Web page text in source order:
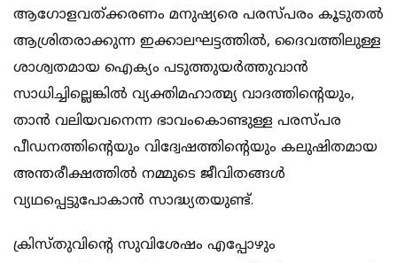
ആഗോളവത്ക്കരണം മനുഷ്യരെ പരസ്പരം കൂടുതല്‍
ആശ്രിതരാക്കുന്ന ഇക്കാലഘട്ടത്തില്‍, ദൈവത്തിലുള്ള
ശാശ്വതമായ ഐക്യം പടുത്തുയര്‍ത്തുവാന്‍
സാധിച്ചില്ലെങ്കില്‍ വ്യക്തിമഹാത്മ്യ വാദത്തിന്‍റെയും,
താന്‍ വലിയവനെന്ന ഭാവംകൊണ്ടുള്ള പരസ്പര
പീഡനത്തിന്‍റെയും വിദ്വേഷത്തിന്‍റെയും കലുഷിതമായ
അന്തരീക്ഷത്തില്‍ നമ്മുടെ ജീവിതങ്ങള്‍
വ്യഥപ്പെട്ടുപോകാന്‍ സാദ്ധ്യതയുണ്ട്.
ക്രിസ്തുവിന്‍റെ സുവിശേഷം എപ്പോഴും